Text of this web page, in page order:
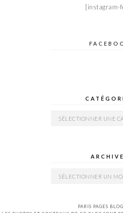
[instagram-
Catégories
Archives
PARIS PAGES